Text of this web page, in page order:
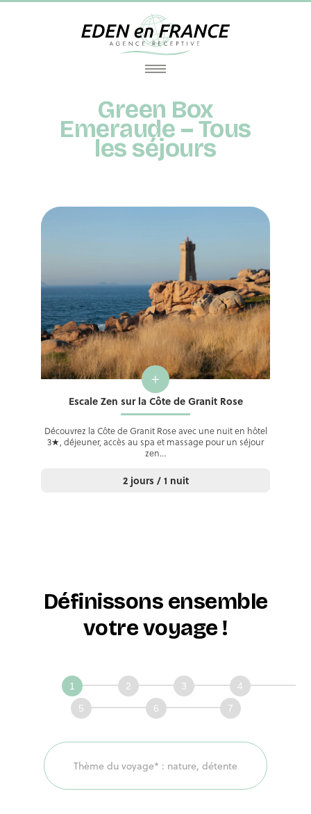
Green Box
Emeraude – Tous
les séjours
+
Escale Zen sur la Côte de Granit Rose
Découvrez la Côte de Granit Rose avec une nuit en hôtel
3★, déjeuner, accès au spa et massage pour un séjour
zen…
2 jours / 1 nuit
Définissons ensemble
votre voyage !
Définissons
ensemble
votre
voyage!